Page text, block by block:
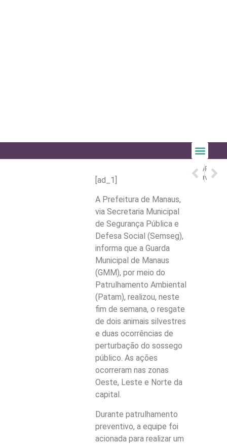
[ad_1]
A Prefeitura de Manaus,
via Secretaria Municipal
de Segurança Pública e
Defesa Social (Semseg),
informa que a Guarda
Municipal de Manaus
(GMM), por meio do
Patrulhamento Ambiental
(Patam), realizou, neste
fim de semana, o resgate
de dois animais silvestres
e duas ocorrências de
perturbação do sossego
público. As ações
ocorreram nas zonas
Oeste, Leste e Norte da
capital.
Durante patrulhamento
preventivo, a equipe foi
acionada para realizar um
ANTERIOR
Realidade dos manicômios judiciários é tema do Caminhos da Reportagem
PRÓXIMO
Vacina pneumocócica: SUS começa oferta de novo imunizante que amplia proteção; saiba quem pode receber – O Globo